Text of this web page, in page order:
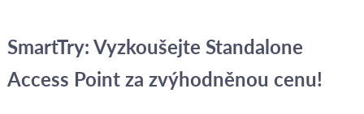
SmartTry: Vyzkoušejte Standalone
Access Point za zvýhodněnou cenu!